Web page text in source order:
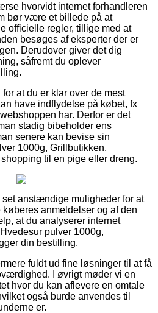
hvorvidt internet forhandleren
bør være et billede på at
officielle regler, tillige med at
besøges af eksperter der er
Derudover giver det dig
såfremt du oplever
at du er klar over de mest
have indflydelse på købet, fx
har. Derfor er det
stadig bibeholder ens
senere kan bevise sin
1000g, Grillbutikken,
til en pige eller dreng.
anstændige muligheder for at
anmeldelser og af den
at du analyserer internet
pulver 1000g,
din bestilling.
fuldt ud fine løsninger til at få
I øvrigt møder vi en
hvor du kan aflevere en omtale
også burde anvendes til
er.